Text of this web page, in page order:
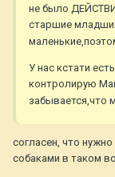
не было
старшие
У нас кстати
контролирую
забывается,что
согласен, что
собаками в таком